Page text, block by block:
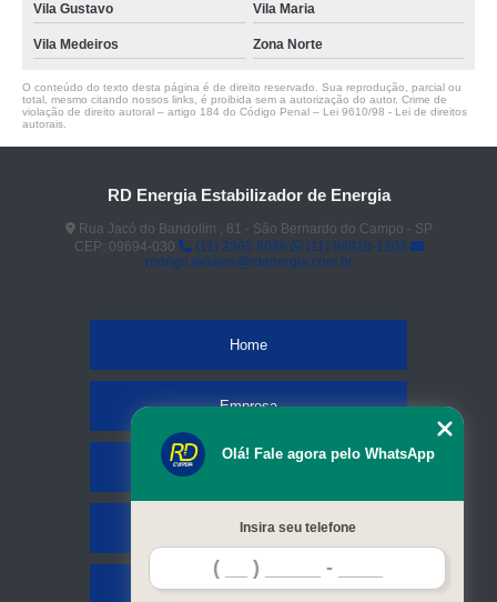
Vila Gustavo Vila Maria
Vila Medeiros Zona Norte
O conteúdo do texto desta página é de direito reservado. Sua reprodução, parcial ou
total, mesmo citando nossos links, é proibida sem a autorização do autor. Crime de
violação de direito autoral – artigo 184 do Código Penal – Lei 9610/98 - Lei de direitos
autorais
RD Energia Estabilizador de Energia
Rua Jacó do Bandolim , 81 - São Bernardo do Campo - SP
CEP: 09694-030
(11) 2365 8086
(11) 98920-1203
rodrigo.teixeira@rdenergia.com.br
Home
Empresa
Serviços
Contato
Olá! Fale agora pelo WhatsApp
Insira seu telefone